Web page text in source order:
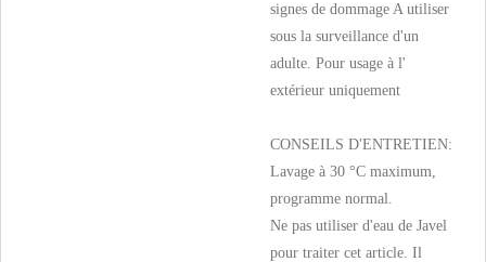
signes de dommage A utiliser
sous la surveillance d'un
adulte. Pour usage à l'
extérieur uniquement
CONSEILS D'ENTRETIEN:
Lavage à 30 °C maximum,
programme normal.
Ne pas utiliser d'eau de Javel
pour traiter cet article. Il